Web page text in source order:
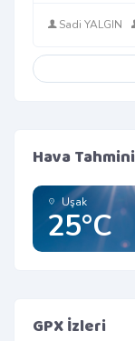
Sadi YALGIN
Hava Tahmini
Uşak
25°C
GPX İzleri